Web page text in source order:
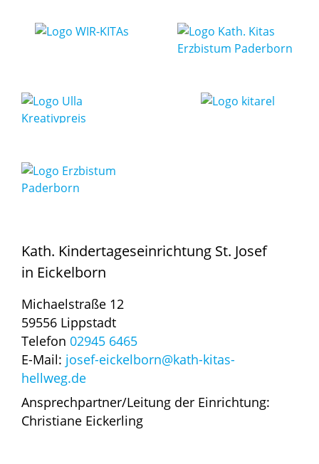
Kath. Kindertageseinrichtung St. Josef
in Eickelborn
Michaelstraße 12
59556 Lippstadt
Telefon 02945 6465
E-Mail: josef-eickelborn@kath-kitas-
hellweg.de
Ansprechpartner/Leitung der Einrichtung:
Christiane Eickerling